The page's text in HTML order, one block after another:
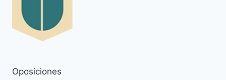
Oposiciones